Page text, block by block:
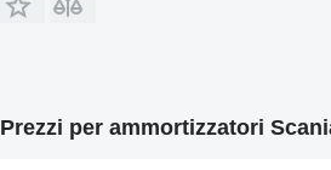
Prezzi per ammortizzatori